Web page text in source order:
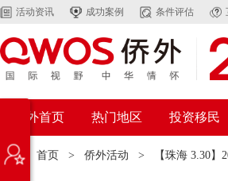
活动资讯 成功案例 条件评估
侨外首页 热门地区 投资移民
位置： 首页 > 侨外活动 > 【珠海 3.30